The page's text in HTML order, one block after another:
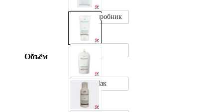
Объём
10мл - пробник
150мл
500мл Пак